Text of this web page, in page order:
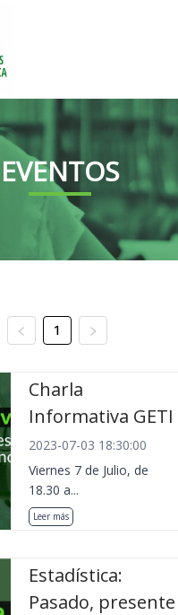
EVENTOS
1
Charla
Informativa GETI
2023-07-03 18:30:00
Viernes 7 de Julio, de
18.30 a...
Leer más
Estadística:
Pasado, presente